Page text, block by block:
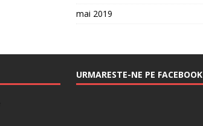
mai 2019
URMARESTE-NE PE FACEBOOK